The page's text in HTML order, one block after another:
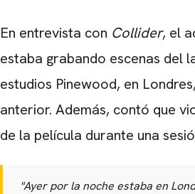
En entrevista con Collider, el
estaba grabando escenas del
estudios Pinewood, en
anterior. Además, contó que
de la película durante una
"Ayer por la noche estaba en